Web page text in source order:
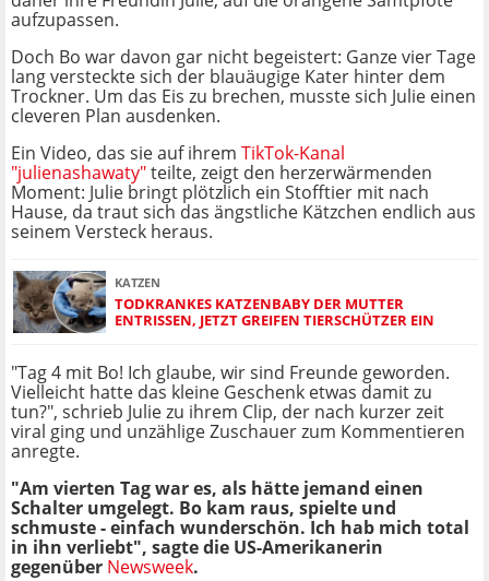
aufzupassen.
Doch Bo war davon gar nicht begeistert: Ganze vier Tage
lang versteckte sich der blauäugige Kater hinter dem
Trockner. Um das Eis zu brechen, musste sich Julie einen
cleveren Plan ausdenken.
Ein Video, das sie auf ihrem TikTok-Kanal
"julienashawaty"teilte, zeigt den herzerwärmenden
Moment: Julie bringt plötzlich ein Stofftier mit nach
Hause, da traut sich das ängstliche Kätzchen endlich aus
seinem Versteck heraus.
KATZEN
TODKRANKES KATZENBABY DER MUTTER
ENTRISSEN, JETZT GREIFEN TIERSCHÜTZER EIN
"Tag 4 mit Bo! Ich glaube, wir sind Freunde geworden.
Vielleicht hatte das kleine Geschenk etwas damit zu
tun?", schrieb Julie zu ihrem Clip, der nach kurzer zeit
viral ging und unzählige Zuschauer zum Kommentieren
anregte.
"Am vierten Tag war es, als hätte jemand einen
Schalter umgelegt. Bo kam raus, spielte und
schmuste - einfach wunderschön. Ich hab mich total
in ihn verliebt", sagte die US-Amerikanerin
gegenüber Newsweek.